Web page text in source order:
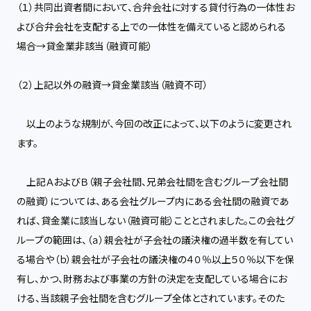
（１）共同出資者間において、合弁会社に対する貸付行為の一体性お
よび合弁会社を支配する上での一体性を備えていると認められる
場合→貸金業非該当（融資可能）
（２）上記以外の融資→貸金業該当（融資不可）
以上のような規制が、今回の改正によって、以下のように変更され
ます。
上記ＡおよびＢ（親子会社間、兄弟会社間を含むグループ会社間
の融資）については、ある会社グループ内にある会社間の融資であ
れば、貸金業に該当しない（融資可能）こととされました。この会社グ
ループの範囲は、（ａ）親会社が子会社の議決権の過半数を有してい
る場合や（ｂ）親会社が子会社の議決権の４０％以上５０％以下を保
有し、かつ、財務および事業の方針の決定を支配している場合にお
ける、当該親子会社間を含むグループ全体とされています。そのた